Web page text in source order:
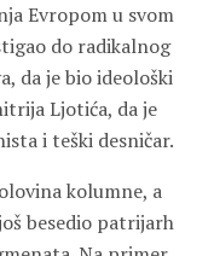
Evropom u svom
do radikalnog
da je bio ideološki
Ljotića, da je
i teški desničar.
kolumne, a
besedio patrijarh